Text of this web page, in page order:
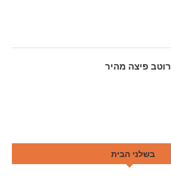
רוטב פיצה מהיר
בשלני הבית